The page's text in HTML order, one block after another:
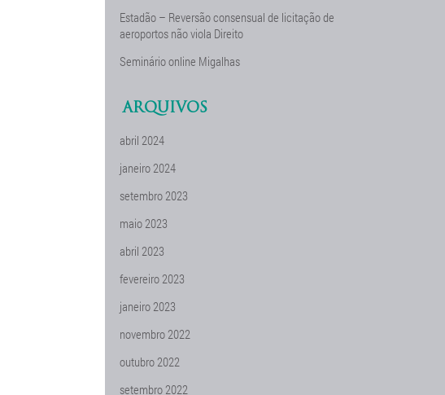
Estadão – Reversão consensual de licitação de
aeroportos não viola Direito
Seminário online Migalhas
ARQUIVOS
abril 2024
janeiro 2024
setembro 2023
maio 2023
abril 2023
fevereiro 2023
janeiro 2023
novembro 2022
outubro 2022
setembro 2022